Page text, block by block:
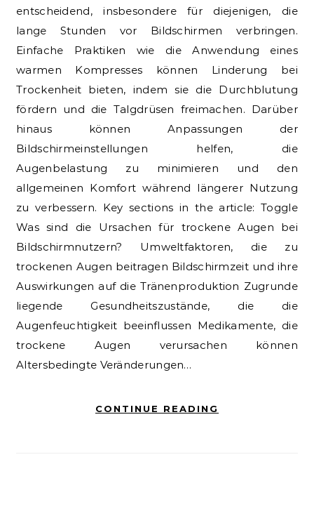
entscheidend, insbesondere für diejenigen, die
lange Stunden vor Bildschirmen verbringen.
Einfache Praktiken wie die Anwendung eines
warmen Kompresses können Linderung bei
Trockenheit bieten, indem sie die Durchblutung
fördern und die Talgdrüsen freimachen. Darüber
hinaus können Anpassungen der
Bildschirmeinstellungen helfen, die
Augenbelastung zu minimieren und den
allgemeinen Komfort während längerer Nutzung
zu verbessern. Key sections in the article: Toggle
Was sind die Ursachen für trockene Augen bei
Bildschirmnutzern? Umweltfaktoren, die zu
trockenen Augen beitragen Bildschirmzeit und ihre
Auswirkungen auf die Tränenproduktion Zugrunde
liegende Gesundheitszustände, die die
Augenfeuchtigkeit beeinflussen Medikamente, die
trockene Augen verursachen können
Altersbedingte Veränderungen…
CONTINUE READING